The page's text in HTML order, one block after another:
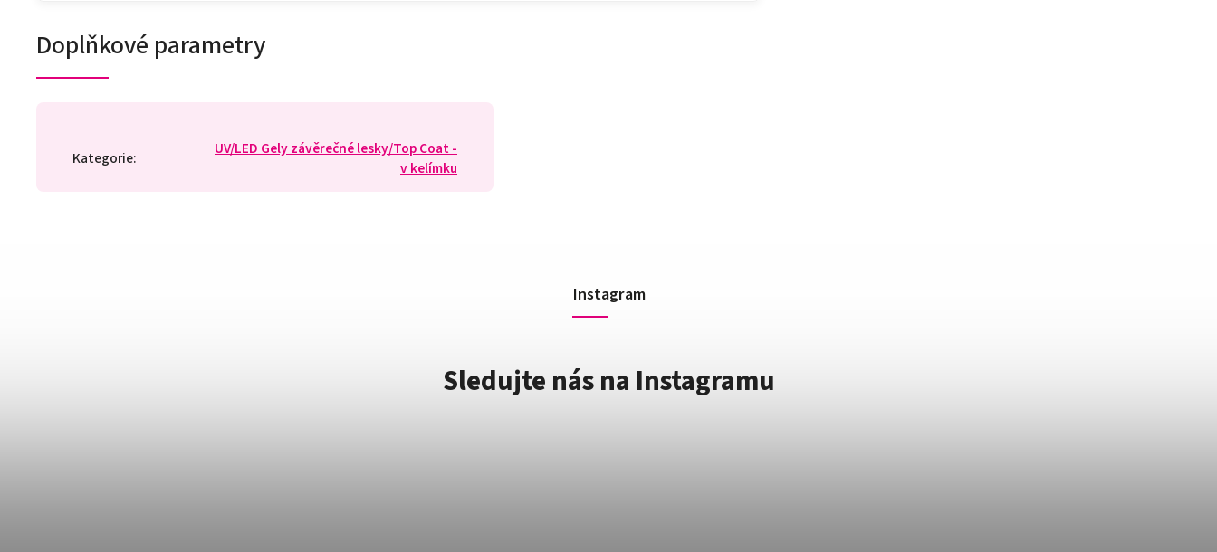
Doplňkové parametry
Kategorie:
UV/LED Gely závěrečné lesky/Top Coat -
v kelímku
Instagram
Sledujte nás na Instagramu